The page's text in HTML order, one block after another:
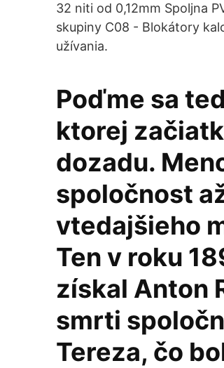
32 niti od 0,12mm Spoljna
skupiny C08 - Blokátory
užívania.
Poďme sa
ktorej
dozadu.
spoločnost
vtedajšieho
Ten v roku
získal Anton
smrti
Tereza, čo